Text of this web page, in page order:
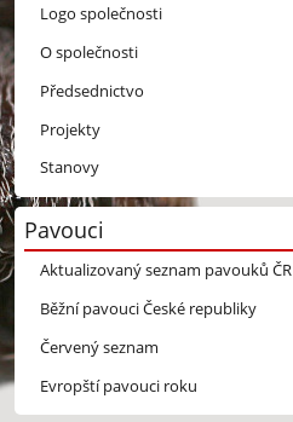
Logo společnosti
O společnosti
Předsednictvo
Projekty
Stanovy
Pavouci
Aktualizovaný seznam pavouků ČR
Běžní pavouci České republiky
Červený seznam
Evropští pavouci roku